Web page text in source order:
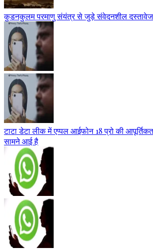
कुडनकुलम परमाणु संयंत्र से जुड़े संवेदनशील
टाटा डेटा लीक में एप्पल आईफोन 18 प्रो की
सामने आई है